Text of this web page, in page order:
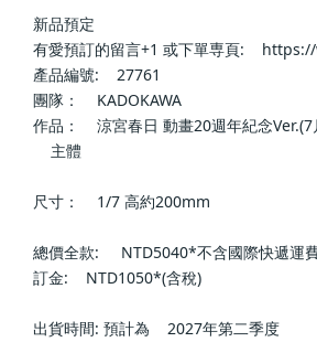
新品預定
有愛預訂的留言+1 或下單専頁:
產品編號:    27761
團隊：    KADOKAWA
作品：    涼宮春日 動畫20週年紀
主體
尺寸：    1/7 高約200mm
總價全款:     NTD5040*不含國
訂金:    NTD1050*(含稅)
出貨時間: 預計為    2027年第